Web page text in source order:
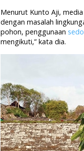
Menurut Kunto Aji,
dengan masalah
pohon, penggunaan
mengikuti,” kata dia.